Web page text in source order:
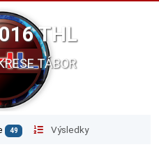
THL
TÁBOR
49 Výsledky